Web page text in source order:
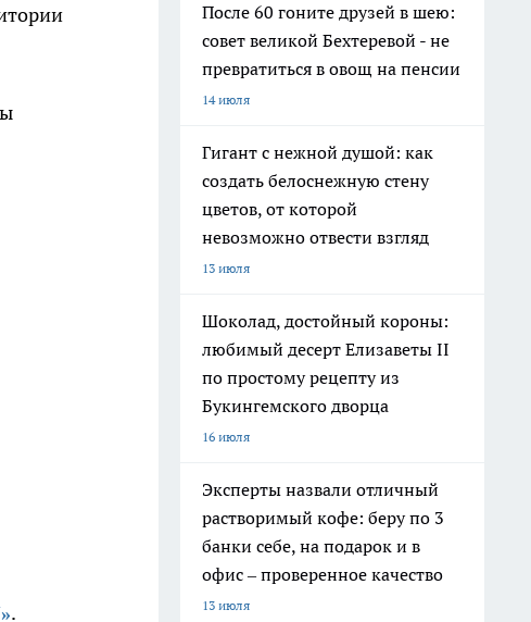
.
После 60 гоните друзей в шею:
совет великой Бехтеревой - не
превратиться в овощ на пенсии
14 июля
Гигант с нежной душой: как
создать белоснежную стену
цветов, от которой
невозможно отвести взгляд
13 июля
Шоколад, достойный короны:
любимый десерт Елизаветы II
по простому рецепту из
Букингемского дворца
16 июля
Эксперты назвали отличный
растворимый кофе: беру по 3
банки себе, на подарок и в
офис – проверенное качество
13 июля